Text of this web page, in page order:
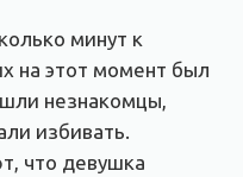
минут к
на этот момент был
незнакомцы,
избивать.
что девушка